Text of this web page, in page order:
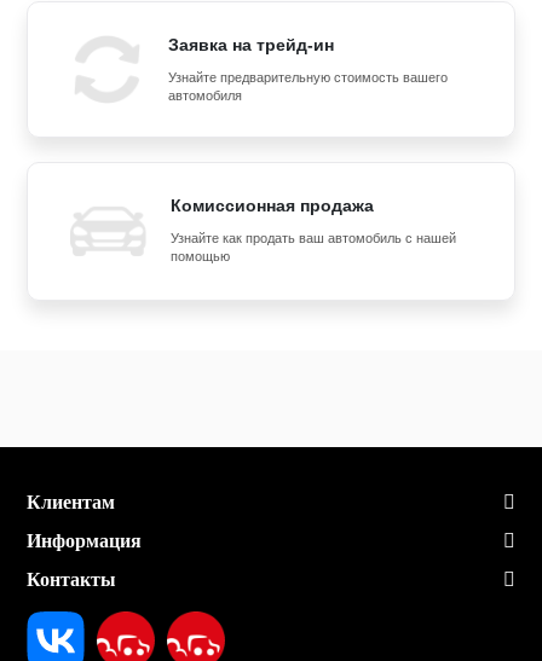
Заявка на трейд-ин
Узнайте предварительную стоимость вашего
автомобиля
Комиссионная продажа
Узнайте как продать ваш автомобиль с нашей
помощью
Клиентам
Информация
Контакты